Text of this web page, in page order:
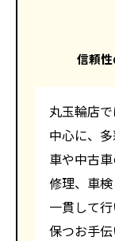
信頼
丸玉輪店
中心に、
車や中古
修理、車
一貫して
保つお手